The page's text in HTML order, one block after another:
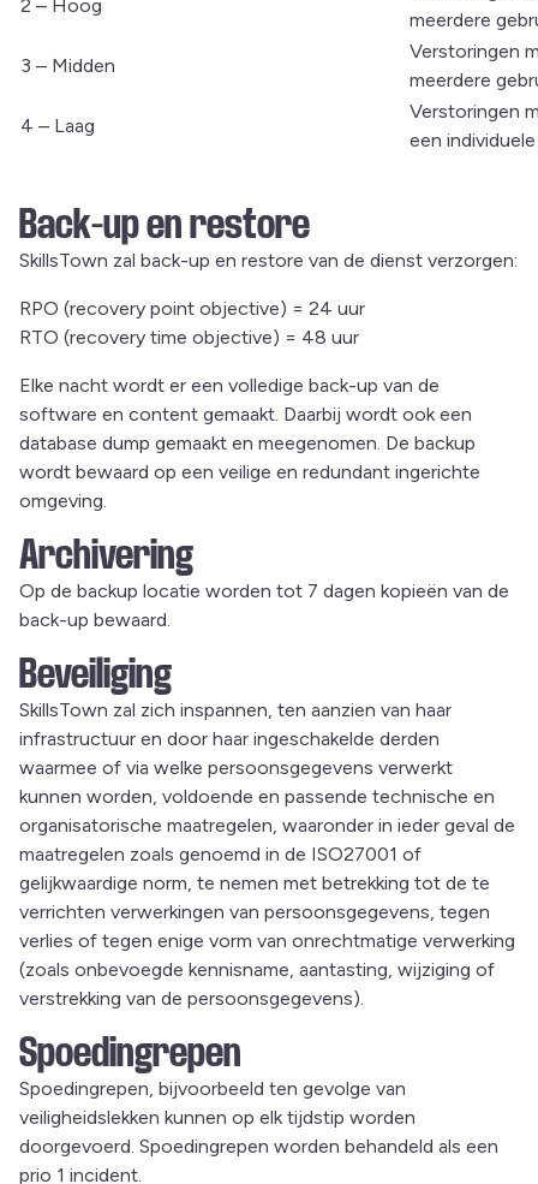
2 – Hoog
meerdere
3 – Midden
Verstoringen
meerdere
4 – Laag
Verstoringen
een
Back-up en restore
SkillsTown zal back-up en restore van de dienst verzorgen:
RPO (recovery point objective) = 24 uur
RTO (recovery time objective) = 48 uur
Elke nacht wordt er een volledige back-up van de
software en content gemaakt. Daarbij wordt ook een
database dump gemaakt en meegenomen. De backup
wordt bewaard op een veilige en redundant ingerichte
omgeving.
Archivering
Op de backup locatie worden tot 7 dagen kopieën van de
back-up bewaard.
Beveiliging
SkillsTown zal zich inspannen, ten aanzien van haar
infrastructuur en door haar ingeschakelde derden
waarmee of via welke persoonsgegevens verwerkt
kunnen worden, voldoende en passende technische en
organisatorische maatregelen, waaronder in ieder geval de
maatregelen zoals genoemd in de ISO27001 of
gelijkwaardige norm, te nemen met betrekking tot de te
verrichten verwerkingen van persoonsgegevens, tegen
verlies of tegen enige vorm van onrechtmatige verwerking
(zoals onbevoegde kennisname, aantasting, wijziging of
verstrekking van de persoonsgegevens).
Spoedingrepen
Spoedingrepen, bijvoorbeeld ten gevolge van
veiligheidslekken kunnen op elk tijdstip worden
doorgevoerd. Spoedingrepen worden behandeld als een
prio 1 incident.